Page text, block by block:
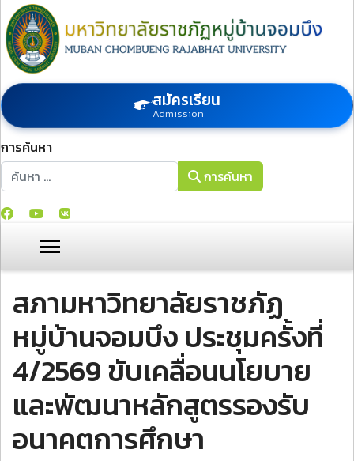
สมัครเรียน
Admission
การค้นหา
การค้นหา
การค้นหา
สภามหาวิทยาลัยราชภัฏ
หมู่บ้านจอมบึง ประชุมครั้งที่
4/2569 ขับเคลื่อนนโยบาย
และพัฒนาหลักสูตรรองรับ
อนาคตการศึกษา